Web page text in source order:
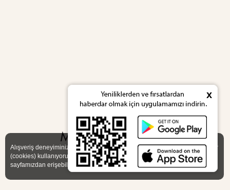
Alışveriş deneyiminizi iyileştirmek için yasal düzenlemelere uygun çerezler
(cookies) kullanıyoruz. Detaylı bilgiyeGizlilik ve Çerez Politikası
sayfamızdan erişebilirsiniz.
x